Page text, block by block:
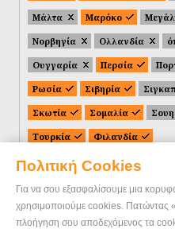
Πολιτική Cookies
Για να σου εξασφαλίσουμε μια
χρησιμοποιούμε cookies. Πατώντας
πλοήγηση σου αποδεχόμενος τα
Μάλτα
Μαρόκο
Νορβηγία
Ολλανδία
Ουγγαρία
Περσία
Ρωσία
Σιβηρία
Σκωτία
Σομαλία
Τουρκία
Φιλανδία